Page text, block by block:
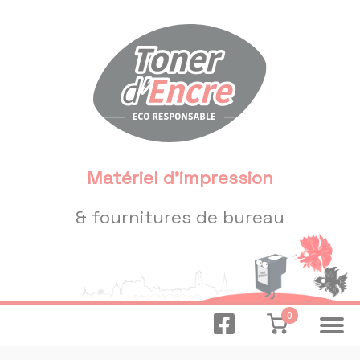
Matériel d'impression
& fournitures de bureau
0